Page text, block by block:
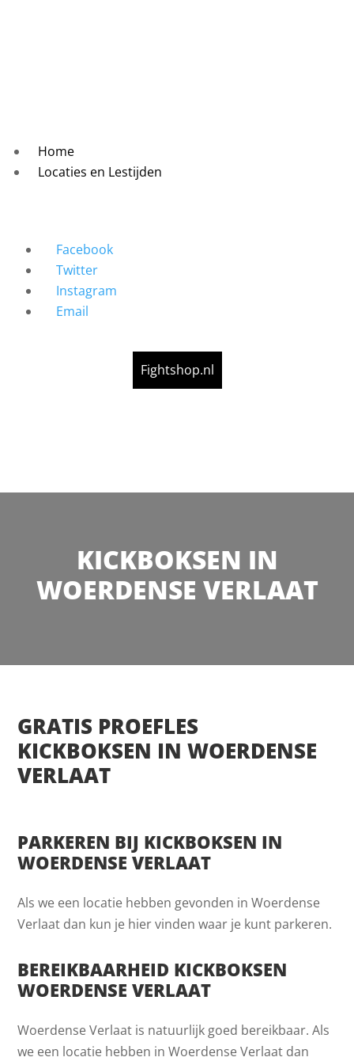
Home
Locaties en Lestijden
Facebook
Twitter
Instagram
Email
Fightshop.nl
KICKBOKSEN IN
WOERDENSE VERLAAT
GRATIS PROEFLES
KICKBOKSEN IN WOERDENSE
VERLAAT
PARKEREN BIJ KICKBOKSEN IN
WOERDENSE VERLAAT
Als we een locatie hebben gevonden in Woerdense
Verlaat dan kun je hier vinden waar je kunt parkeren.
BEREIKBAARHEID KICKBOKSEN
WOERDENSE VERLAAT
Woerdense Verlaat is natuurlijk goed bereikbaar. Als
we een locatie hebben in Woerdense Verlaat dan